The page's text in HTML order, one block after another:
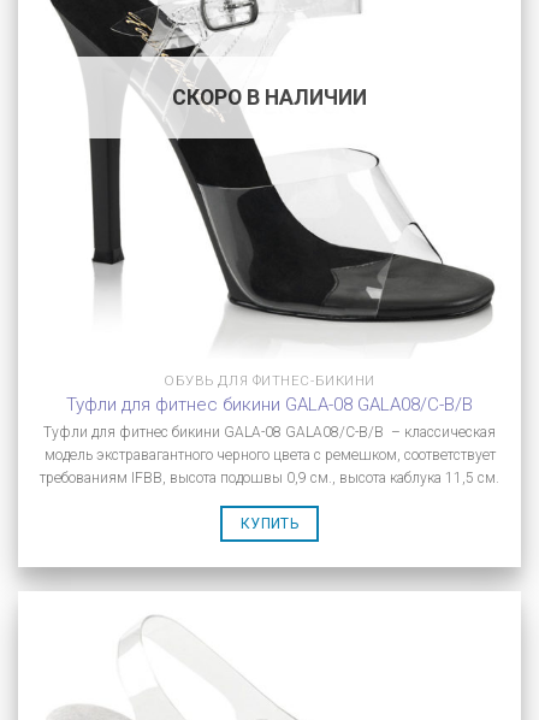
СКОРО В НАЛИЧИИ
ОБУВЬ ДЛЯ ФИТНЕС-БИКИНИ
Туфли для фитнес бикини GALA-08 GALA08/C-B/B
Туфли для фитнес бикини GALA-08 GALA08/C-B/B – классическая
модель экстравагантного черного цвета с ремешком, соответствует
требованиям IFBB, высота подошвы 0,9 см., высота каблука 11,5 см.
КУПИТЬ